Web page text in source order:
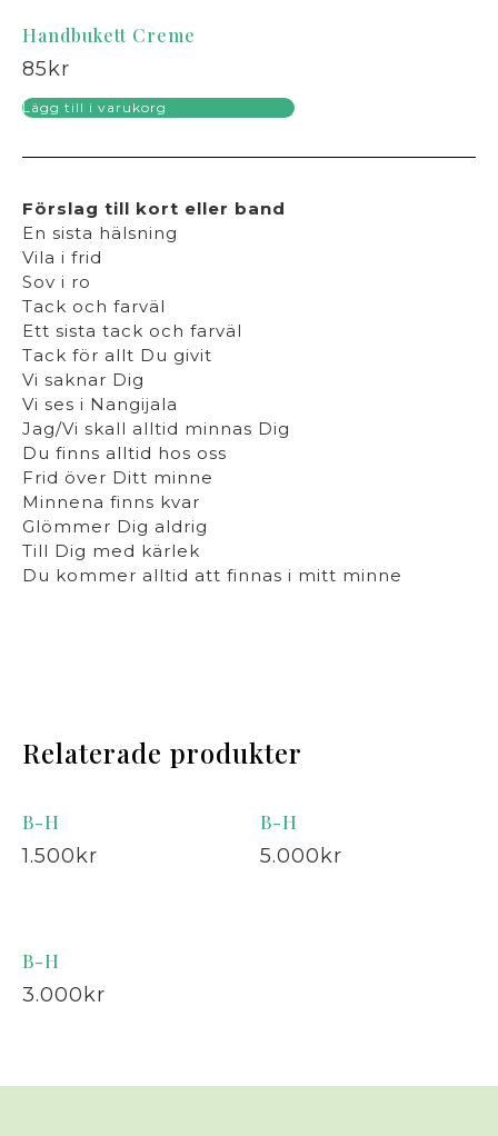
Handbukett Creme
85 kr
Lägg till i varukorg
Förslag till kort eller band
En sista hälsning
Vila i frid
Sov i ro
Tack och farväl
Ett sista tack och farväl
Tack för allt Du givit
Vi saknar Dig
Vi ses i Nangijala
Jag/Vi skall alltid minnas Dig
Du finns alltid hos oss
Frid över Ditt minne
Minnena finns kvar
Glömmer Dig aldrig
Till Dig med kärlek
Du kommer alltid att finnas i mitt minne
Relaterade produkter
B-H
1.500 kr
B-H
5.000 kr
B-H
3.000 kr